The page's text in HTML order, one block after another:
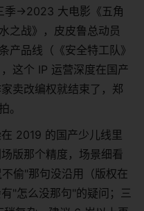
→2023 大电影《五角
之战》，皮皮鲁总动员
产品线（《安全特工队》
这个 IP 运营深度在国产
卖改编权就结束了，郑
。
2019 的国产少儿线里
版那个精度，场景细看
偷"那句没沿用（版权在
"怎么没那句"的疑问；三